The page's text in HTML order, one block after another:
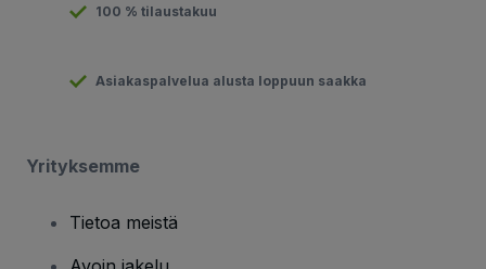
100 % tilaustakuu
Asiakaspalvelua alusta loppuun saakka
Yrityksemme
Tietoa meistä